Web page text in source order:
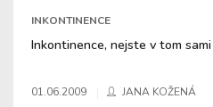
INKONTINENCE
Inkontinence, nejste v tom sami
01.06.2009 JANA KOŽENÁ